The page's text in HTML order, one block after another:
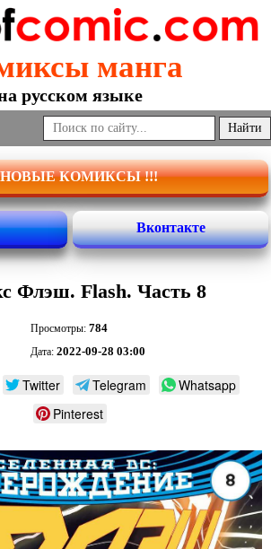
манга
русском языке
НОВЫЕ КОМИКСЫ !!!
Вконтакте
Флэш. Flash. Часть 8
Просмотры: 784
Дата: 2022-09-28 03:00
Twitter Telegram
Whatsapp
Pinterest